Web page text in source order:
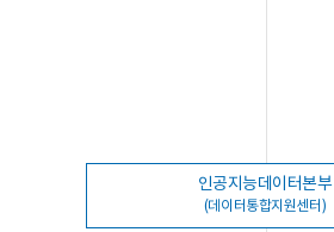
인공지능데이터본부
(데이터통합지원센터)